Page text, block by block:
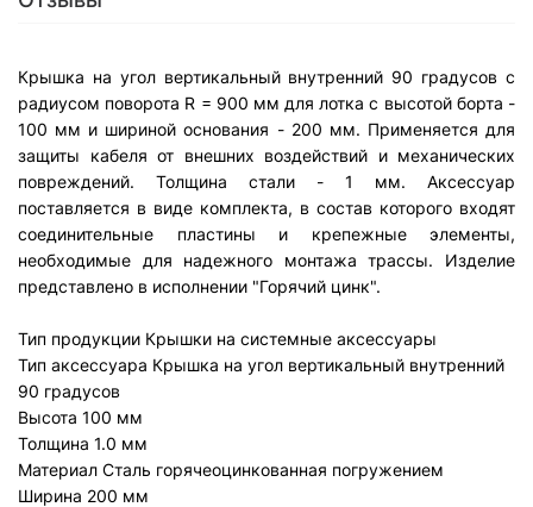
Крышка на угол вертикальный внутренний 90 градусов с
радиусом поворота R = 900 мм для лотка с высотой борта -
100 мм и шириной основания - 200 мм. Применяется для
защиты кабеля от внешних воздействий и механических
повреждений. Толщина стали - 1 мм. Аксессуар
поставляется в виде комплекта, в состав которого входят
соединительные пластины и крепежные элементы,
необходимые для надежного монтажа трассы. Изделие
представлено в исполнении "Горячий цинк".
Тип продукции Крышки на системные аксессуары
Тип аксессуара Крышка на угол вертикальный внутренний
90 градусов
Высота 100 мм
Толщина 1.0 мм
Материал Сталь горячеоцинкованная погружением
Ширина 200 мм